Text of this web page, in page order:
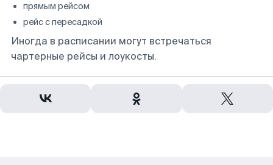
прямым рейсом
рейс с пересадкой
Иногда в расписании могут встречаться
чартерные рейсы и лоукосты.